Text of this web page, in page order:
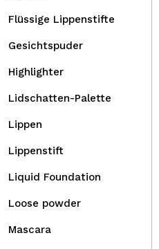
Flüssige Lippenstifte
Gesichtspuder
Highlighter
Lidschatten-Palette
Lippen
Lippenstift
Liquid Foundation
Loose powder
Mascara